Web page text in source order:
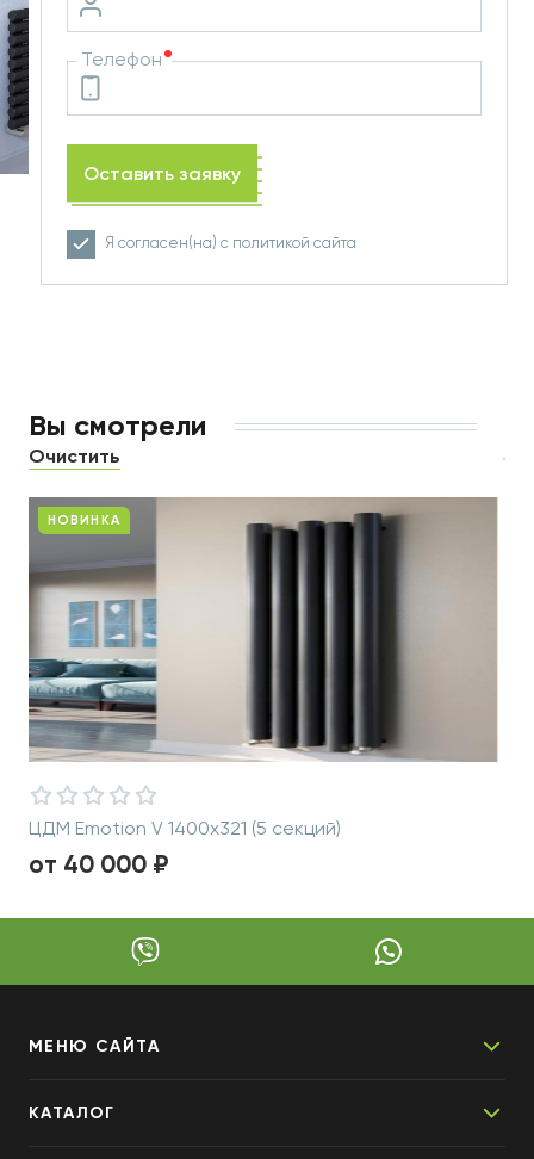
Телефон
Оставить заявку
Я согласен(на) с политикой сайта
Вы смотрели
Очистить
НОВИНКА
ЦДМ Emotion V 1400х321 (5 секций)
от 40 000 ₽
МЕНЮ САЙТА
КАТАЛОГ